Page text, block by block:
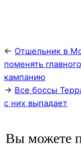
← Отшельник в
поменять
кампанию
→ Все боссы
с них выпадает
Вы можете